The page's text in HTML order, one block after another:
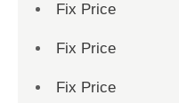
Fix Price
Fix Price
Fix Price